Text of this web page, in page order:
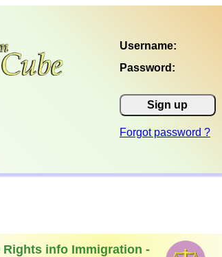
Username:
Password:
Sign up
Forgot password ?
info Immigration -